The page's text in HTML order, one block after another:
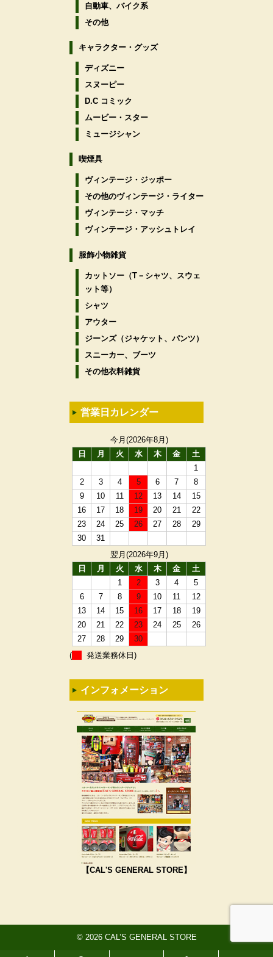
自動車、バイク系
その他
キャラクター・グッズ
ディズニー
スヌーピー
D.C コミック
ムービー・スター
ミュージシャン
喫煙具
ヴィンテージ・ジッポー
その他のヴィンテージ・ライター
ヴィンテージ・マッチ
ヴィンテージ・アッシュトレイ
服飾小物雑貨
カットソー（T－シャツ、スウェ
ット等）
シャツ
アウター
ジーンズ（ジャケット、パンツ）
スニーカー、ブーツ
その他衣料雑貨
営業日カレンダー
今月(2026年8月)
日
月 火 水 木 金
土
1
2
3 4 5 6 7
8
9
10 11 12 13 14
15
16
17 18 19 20 21
22
23
24 25 26 27 28
29
30
31
翌月(2026年9月)
日
月 火 水 木 金
土
1
2 3 4
5
6
7 8 9 10 11
12
13
14 15 16 17 18
19
20
21 22 23 24 25
26
27
28 29
30
(
発送業務休日)
インフォメーション
【CAL'S GENERAL STORE】
© 2026 CAL’S GENERAL STORE